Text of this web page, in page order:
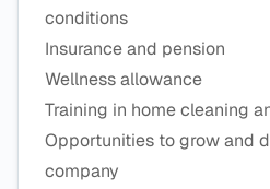
conditions
Insurance and pension
Wellness allowance
Training in home cleaning
Opportunities to grow and
company